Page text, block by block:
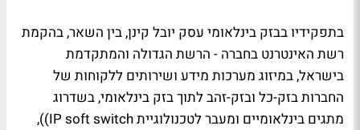
בתפקידיו בבזק בינלאומי עסק יובל קינן, בין השאר, בהקמת
רשת האינטרנט בחברה - הרשת הגדולה והמתקדמת
בישראל, במיזוג מערכות מידע ושירותים ללקוחות של
החברות בזק-כל ובזק-זהב לתוך בזק בינלאומי, בשדרוג
מתגים בינלאומיים ומעבר לטכנולוגיית IP soft switch)),